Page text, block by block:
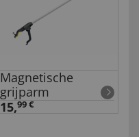
Magnetische
grijparm
15,99 €